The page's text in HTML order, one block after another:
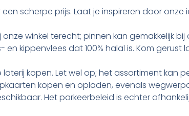
een scherpe prijs. Laat je inspireren door
winkel terecht; pinnen kan gemakkelijk
en kippenvlees dat 100% halal is. Kom gerust
kopen. Let wel op; het assortiment kan
kopen en opladen, evenals
Het parkeerbeleid is echter